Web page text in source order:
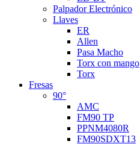
Palpador Electrónico
Llaves
ER
Allen
Pasa Macho
Torx con mango
Torx
Fresas
90°
AMC
FM90 TP
PPNM4080R
FM90SDXT13